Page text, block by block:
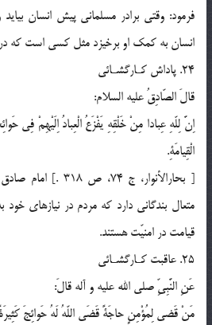
فرمود: وقتى برادر مسلمانى پيش انسان
انسان به كمك او برخيزد مثل كسى است كه در
24. پاداش كـارگشـائى
قالَ الصّادِقُ عليه السلام:
اِنَّ لِلّهِ عِبادا مِنْ خَلْقِهِ يَفْزَعُ الْعِبادُ اِلَيْهِمْ فِى
الْقِيامَةِ.
[ بحارالأنوار، ج
متعال بندگانى دارد كه مردم در نيازهاى خود
قيامت در امنيّت هستند.
25. عاقبت كـارگشـائى
عَنِ النَّبِىِّ صلي الله عليه و آله قالَ:
مَنْ قَضى لِمُؤْمِنٍ حاجَةً قَضَى اللّهُ لَهُ حَوائِجَ كَثِيرَةً